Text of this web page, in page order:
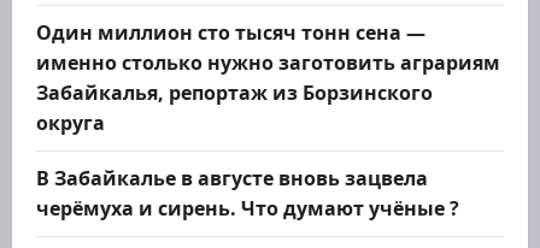
Один миллион сто тысяч тонн сена —
именно столько нужно заготовить аграриям
Забайкалья, репортаж из Борзинского
округа
В Забайкалье в августе вновь зацвела
черёмуха и сирень. Что думают учёные ?